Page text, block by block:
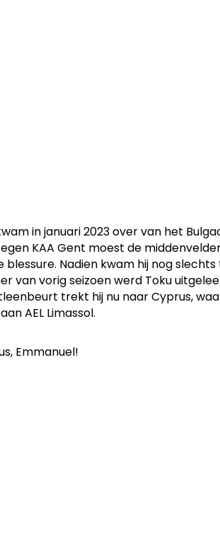
in januari 2023 over van het
KAA Gent moest de
blessure. Nadien kwam hij nog
van vorig seizoen werd Toku
trekt hij nu naar Cyprus,
AEL Limassol.
Emmanuel!